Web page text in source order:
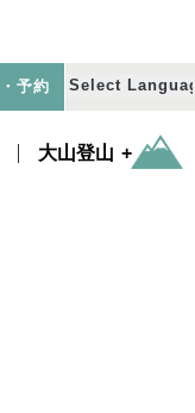
・予約
大山登山